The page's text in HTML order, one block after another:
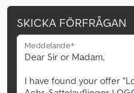
SKICKA FÖRFRÅGAN
Meddelande*